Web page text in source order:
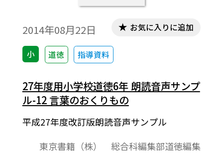
2014年08月22日
小 道徳 指導資料
お気に入りに追加
27年度用小学校道徳6年 朗読音声サンプ
ル-12 言葉のおくりもの
平成27年度改訂版朗読音声サンプル
東京書籍（株） 総合科編集部道徳編集